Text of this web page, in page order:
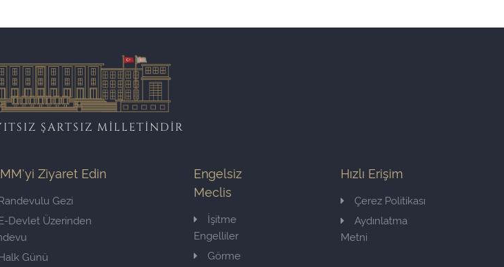
ŞARTSIZ MİLLETİNDİR
Ziyaret Edin
Gezi
Devlet Üzerinden
Günü
Engelsiz
Meclis
İşitme
Engelliler
Görme
Hızlı Erişim
Çerez Politikası
Aydınlatma
Metni